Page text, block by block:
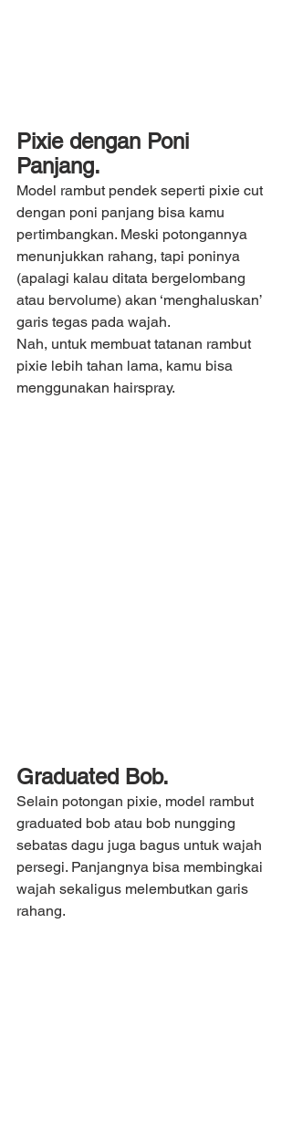
Pixie dengan Poni
Panjang.
Model rambut pendek seperti pixie cut
dengan poni panjang bisa kamu
pertimbangkan. Meski potongannya
menunjukkan rahang, tapi poninya
(apalagi kalau ditata bergelombang
atau bervolume) akan ‘menghaluskan’
garis tegas pada wajah.
Nah, untuk membuat tatanan rambut
pixie lebih tahan lama, kamu bisa
menggunakan hairspray.
Graduated Bob.
Selain potongan pixie, model rambut
graduated bob atau bob nungging
sebatas dagu juga bagus untuk wajah
persegi. Panjangnya bisa membingkai
wajah sekaligus melembutkan garis
rahang.